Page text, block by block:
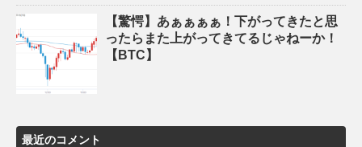
【驚愕】あぁぁぁぁ！下がってきたと思
ったらまた上がってきてるじゃねーか！
【BTC】
最近のコメント